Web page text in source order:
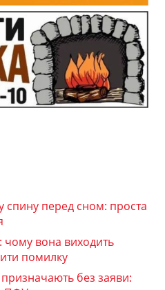
спину перед сном: проста
чому вона виходить
помилку
призначають без заяви: